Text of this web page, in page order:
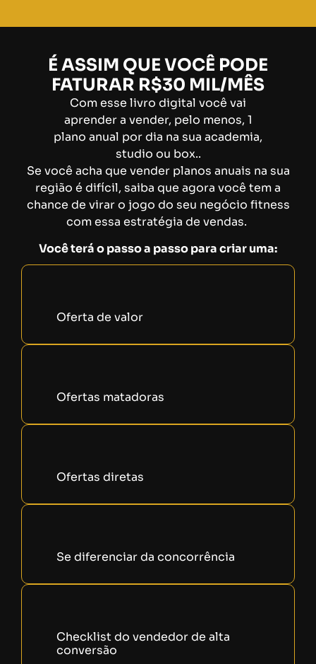
É ASSIM QUE VOCÊ PODE
FATURAR R$30 MIL/MÊS
Com esse livro digital você vai
aprender a vender, pelo menos, 1
plano anual por dia na sua academia,
studio ou box..
Se você acha que vender planos anuais na sua
região é difícil, saiba que agora você tem a
chance de virar o jogo do seu negócio fitness
com essa estratégia de vendas.
Você terá o passo a passo para criar uma:
Oferta de valor
Ofertas matadoras
Ofertas diretas
Se diferenciar da concorrência
Checklist do vendedor de alta
conversão